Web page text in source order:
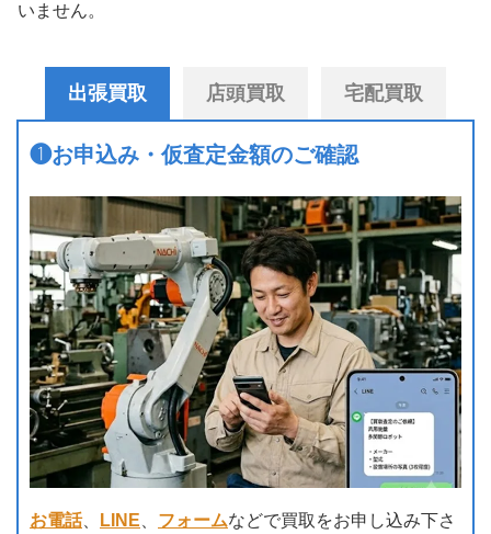
いません。
出張買取 店頭買取 宅配買取
❶お申込み・仮査定金額のご確認
お電話、 LINE フォームなどで買取をお申し込み下さ